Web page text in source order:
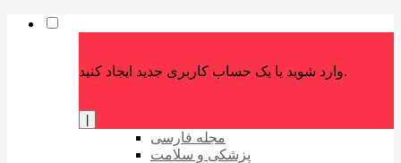
وارد شوید یا یک حساب کاربری جدید ایجاد کنید.
مجله فارسی
پزشکی و سلامت